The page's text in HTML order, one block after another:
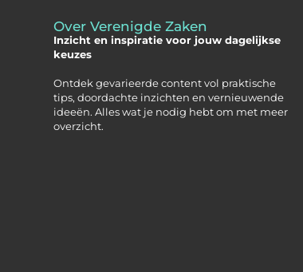
Over Verenigde Zaken
Inzicht en inspiratie voor jouw dagelijkse
keuzes
Ontdek gevarieerde content vol praktische
tips, doordachte inzichten en vernieuwende
ideeën. Alles wat je nodig hebt om met meer
overzicht.